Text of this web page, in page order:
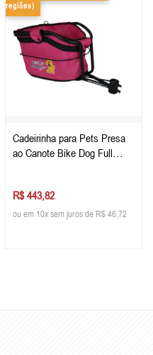
regiões)
Cadeirinha para Pets Presa
ao Canote Bike Dog Full
R$ 443,82
ou em 10x sem juros de R$ 46,72